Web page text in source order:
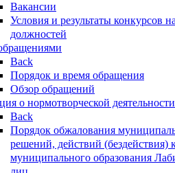
Вакансии
Условия и результаты конкурсов
должностей
Back
Порядок и время обращения
Обзор обращений
о нормотворческой деятельности
Back
Порядок обжалования
решений, действий (бездействия)
муниципального образования